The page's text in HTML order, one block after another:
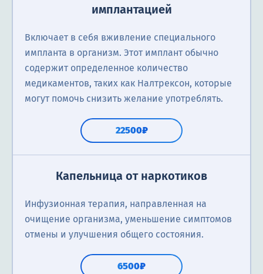
имплантацией
Включает в себя вживление специального
импланта в организм. Этот имплант обычно
содержит определенное количество
медикаментов, таких как Налтрексон, которые
могут помочь снизить желание употреблять.
22500₽
Капельница от наркотиков
Инфузионная терапия, направленная на
очищение организма, уменьшение симптомов
отмены и улучшения общего состояния.
6500₽